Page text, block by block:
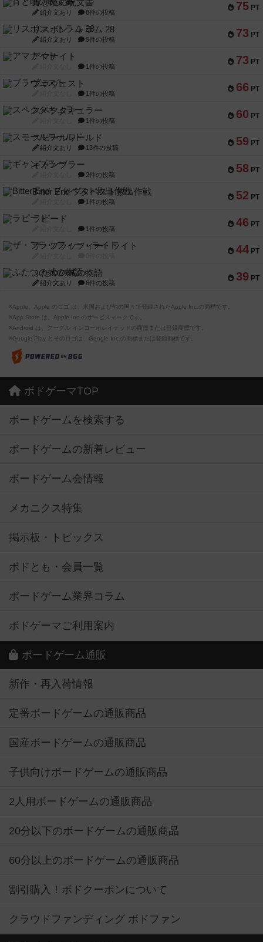
75 PT
宵と暁の呪文書
紹介文あり 8件の投稿
73 PT
リスボン・トラム 28
紹介文あり 9件の投稿
73 PT
アマナイト
1件の投稿
66 PT
ブラヴェスト
1件の投稿
60 PT
スペクタキュラー
1件の投稿
59 PT
スモールワールド
紹介文あり 13件の投稿
58 PT
ギャンブラー
2件の投稿
52 PT
Bitter End ブタペスト救出作戦
1件の投稿
46 PT
ラピード
1件の投稿
44 PT
ザ・フラッフィー・ライト
39 PT
ふたつの城の物語
紹介文あり 6件の投稿
※Apple、Apple のロゴ は、米国および他の国々で登録されたApple Inc.の商標です。
※App Store は、Apple Inc.のサービスマークです。
※Android は、グーグル インコーポレイテッドの商標または登録商標です。
※Google Play とそのロゴは、Google Inc.の商標または登録商標です。
ボドゲーマTOP
ボードゲームを検索する
ボードゲームの新着レビュー
ボードゲーム会情報
メカニクス特集
掲示板・トピックス
ボドとも・会員一覧
ボードゲーム業界コラム
ボドゲーマご利用案内
ボードゲーム通販
新作・再入荷情報
定番ボードゲームの通販商品
国産ボードゲームの通販商品
子供向けボードゲームの通販商品
2人用ボードゲームの通販商品
20分以下のボードゲームの通販商品
60分以上のボードゲームの通販商品
割引購入！ボドクーポンについて
クラウドファンディング ボドファン